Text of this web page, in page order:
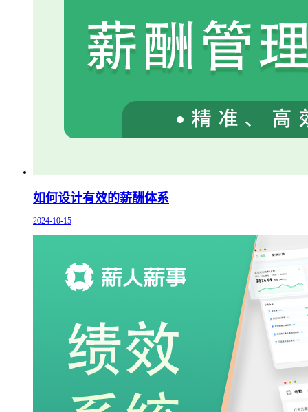
如何设计有效的薪酬体系
2024-10-15